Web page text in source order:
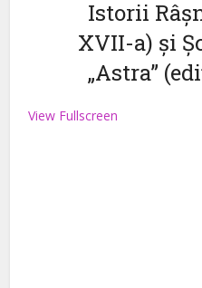
Istorii
XVII-a) și
„Astra”
View Fullscreen